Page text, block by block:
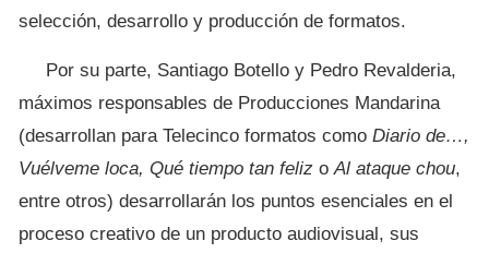
selección, desarrollo y producción de formatos.
Por su parte, Santiago Botello y Pedro Revalderia,
máximos responsables de Producciones Mandarina
(desarrollan para Telecinco formatos como Diario de…,
Vuélveme loca, Qué tiempo tan feliz oAl ataque chou,
entre otros) desarrollarán los puntos esenciales en el
proceso creativo de un producto audiovisual, sus